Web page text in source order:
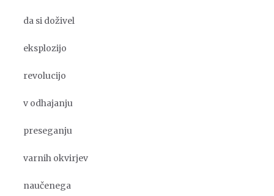
da si doživel
eksplozijo
revolucijo
v odhajanju
preseganju
varnih okvirjev
naučenega